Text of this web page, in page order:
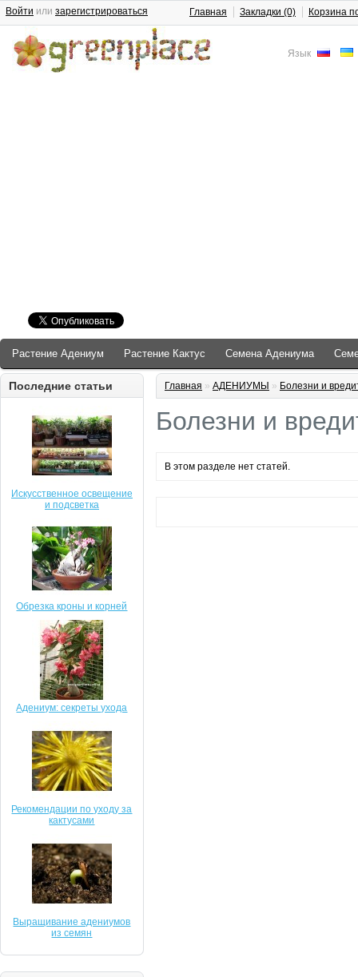
Язык
Войти или зарегистрироваться Главная Закладки (0) Корзина
Растение Адениум Растение Кактус Семена Адениума
Последние статьи
Искусственное освещение
и подсветка
Обрезка кроны и корней
Адениум: секреты ухода
Рекомендации по уходу за
кактусами
Выращивание адениумов
из семян
Главная » АДЕНИУМЫ » Болезни и
Болезни и
В этом разделе нет статей.